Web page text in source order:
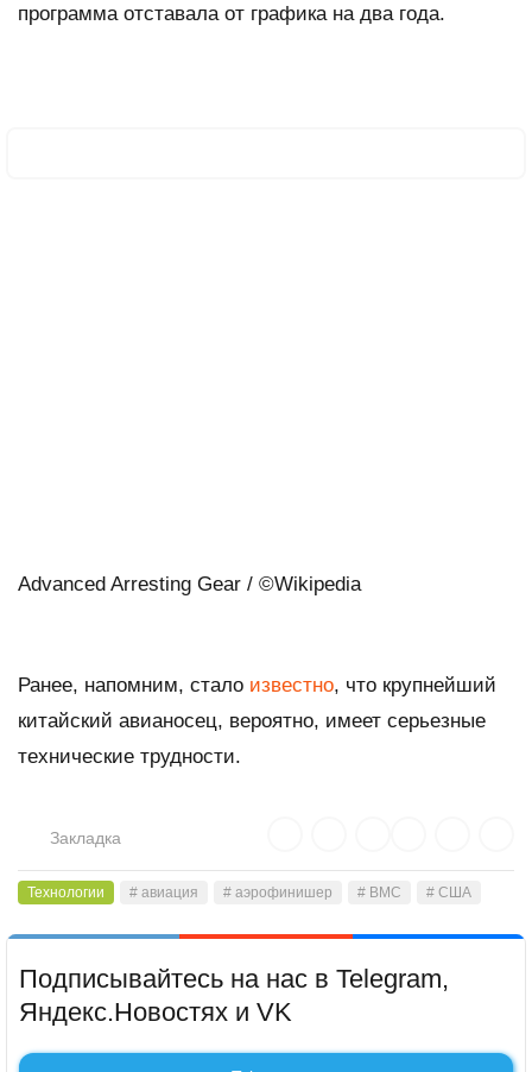
программа отставала от графика на два года.
Advanced Arresting Gear / ©Wikipedia
Ранее, напомним, стало известно, что крупнейший
китайский авианосец, вероятно, имеет серьезные
технические трудности.
Закладка
Технологии # авиация # аэрофинишер # ВМС # США
Подписывайтесь на нас в Telegram,
Яндекс.Новостях и VK